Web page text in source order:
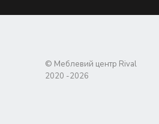
© Меблевий центр Rival